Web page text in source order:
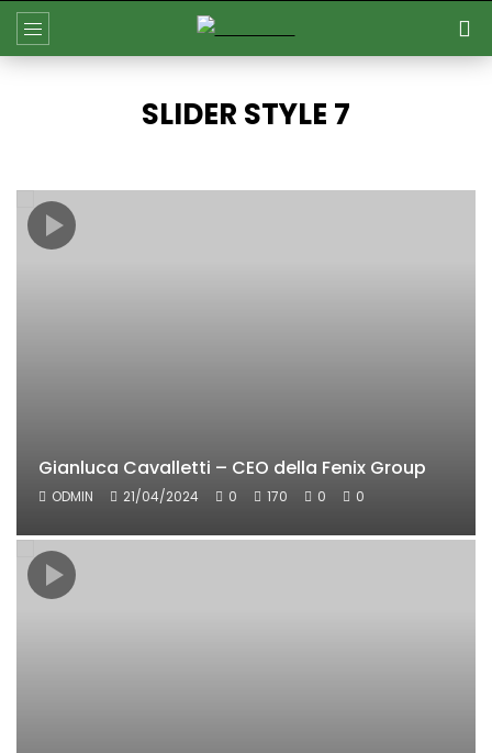
SLIDER STYLE 7
Gianluca Cavalletti – CEO della Fenix Group
ODMIN 21/04/2024 0 170 0 0